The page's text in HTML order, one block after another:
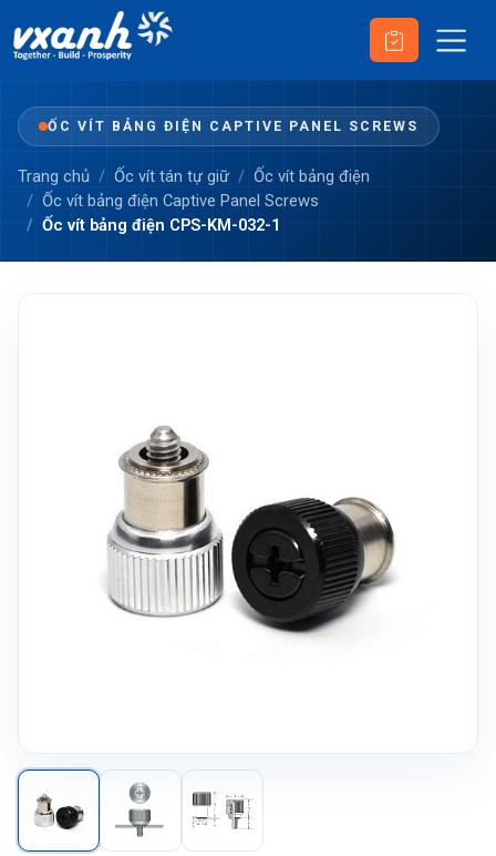
ỐC VÍT BẢNG ĐIỆN CAPTIVE PANEL SCREWS
Trang chủ Ốc vít tán tự giữ
Ốc vít bảng điện
Ốc vít bảng điện Captive Panel Screws
Ốc vít bảng điện CPS-KM-032-1